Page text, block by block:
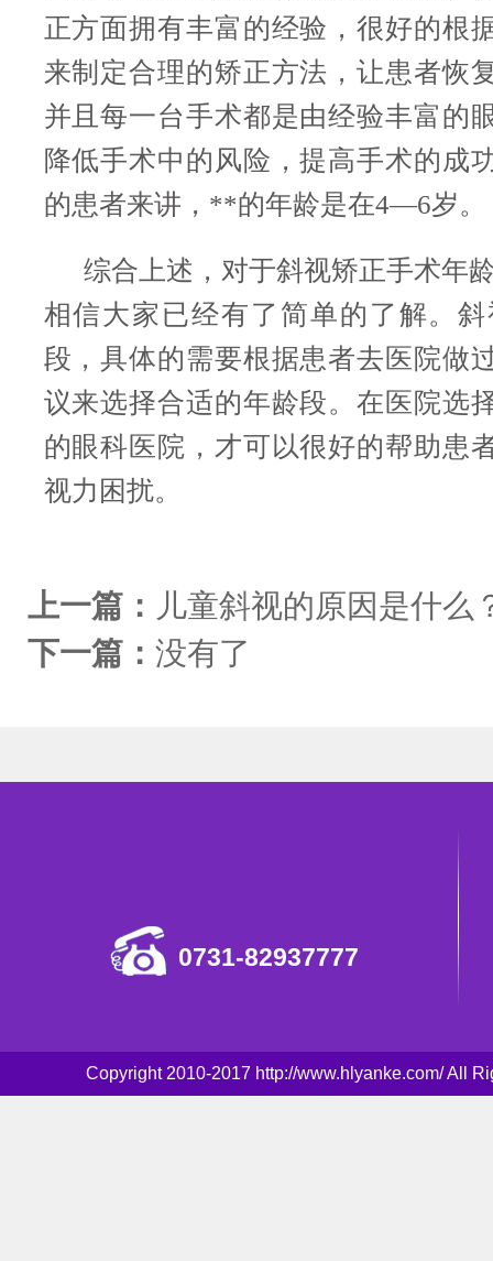
正方面拥有丰富的经验，很好的根
来制定合理的矫正方法，让患者恢
并且每一台手术都是由经验丰富的
降低手术中的风险，提高手术的成
的患者来讲，**的年龄是在4—6岁。
综合上述，对于斜视矫正手术年
相信大家已经有了简单的了解。
段，具体的需要根据患者去医院做
议来选择合适的年龄段。在医院选
的眼科医院，才可以很好的帮助患
视力困扰。
上一篇： 儿童斜视的原因是什么
下一篇： 没有了
0731-82937777
Copyright 2010-2017 http://www.hlyanke.com/ All